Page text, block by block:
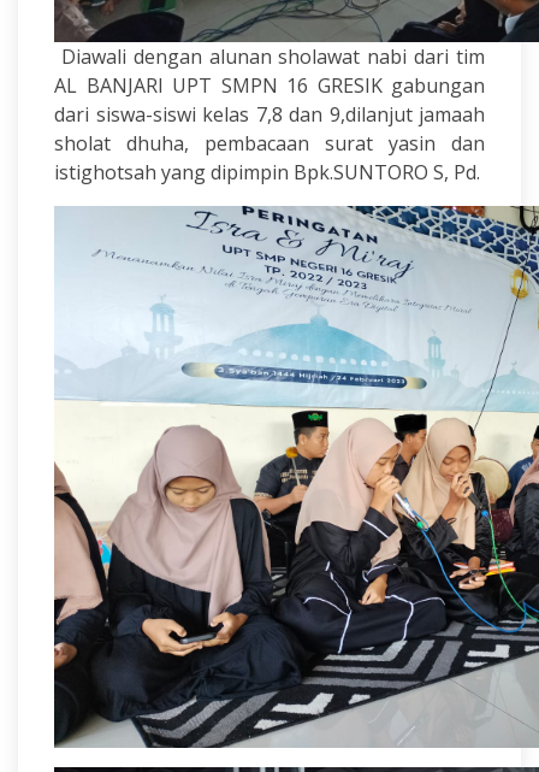
Diawali dengan alunan sholawat nabi dari tim
AL BANJARI UPT SMPN 16 GRESIK gabungan
dari siswa-siswi kelas 7,8 dan 9,dilanjut jamaah
sholat dhuha, pembacaan surat yasin dan
istighotsah yang dipimpin Bpk.SUNTORO S, Pd.